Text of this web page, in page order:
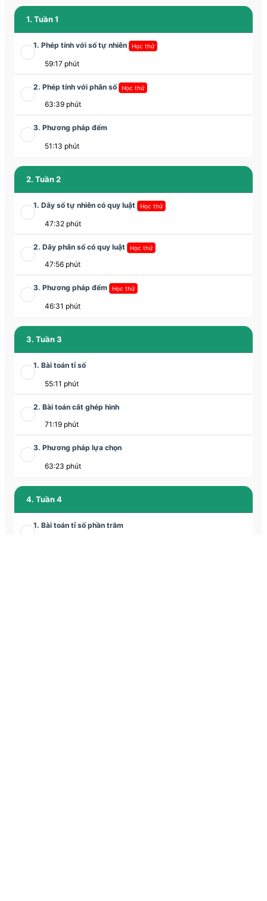
1. Tuần 1
1. Phép tính với số tự nhiên Học thử
59:17 phút
2. Phép tính với phân số Học thử
63:39 phút
3. Phương pháp đếm
51:13 phút
2. Tuần 2
1. Dãy số tự nhiên có quy luật Học thử
47:32 phút
2. Dãy phân số có quy luật Học thử
47:56 phút
3. Phương pháp đếm Học thử
46:31 phút
3. Tuần 3
1. Bài toán tỉ số
55:11 phút
2. Bài toán cắt ghép hình
71:19 phút
3. Phương pháp lựa chọn
63:23 phút
4. Tuần 4
1. Bài toán tỉ số phần trăm